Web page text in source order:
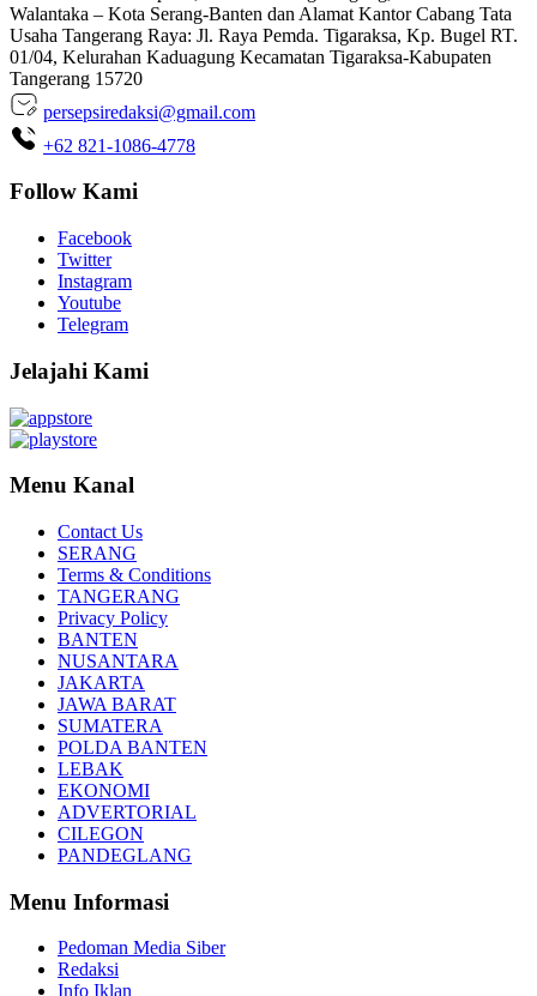
Walantaka – Kota Serang-Banten dan Alamat Kantor Cabang Tata
Usaha Tangerang Raya: Jl. Raya Pemda. Tigaraksa, Kp. Bugel RT.
01/04, Kelurahan Kaduagung Kecamatan Tigaraksa-Kabupaten
Tangerang 15720
persepsiredaksi@gmail.com
+62 821-1086-4778
Follow Kami
Facebook
Twitter
Instagram
Youtube
Telegram
Jelajahi Kami
Menu Kanal
Contact Us
SERANG
Terms & Conditions
TANGERANG
Privacy Policy
BANTEN
NUSANTARA
JAKARTA
JAWA BARAT
SUMATERA
POLDA BANTEN
LEBAK
EKONOMI
ADVERTORIAL
CILEGON
PANDEGLANG
Menu Informasi
Pedoman Media Siber
Redaksi
Info Iklan